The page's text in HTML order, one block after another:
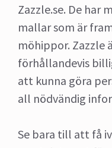
Zazzle.se. De har
mallar som är
möhippor. Zazzle
förhållandevis
att kunna göra
all nödvändig
Se bara till att få